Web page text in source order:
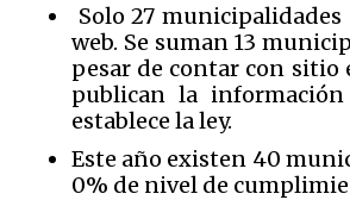
Solo 27
web. Se suman 13
pesar de contar con
publican la
establece la ley.
Este año existen 40
0% de nivel de